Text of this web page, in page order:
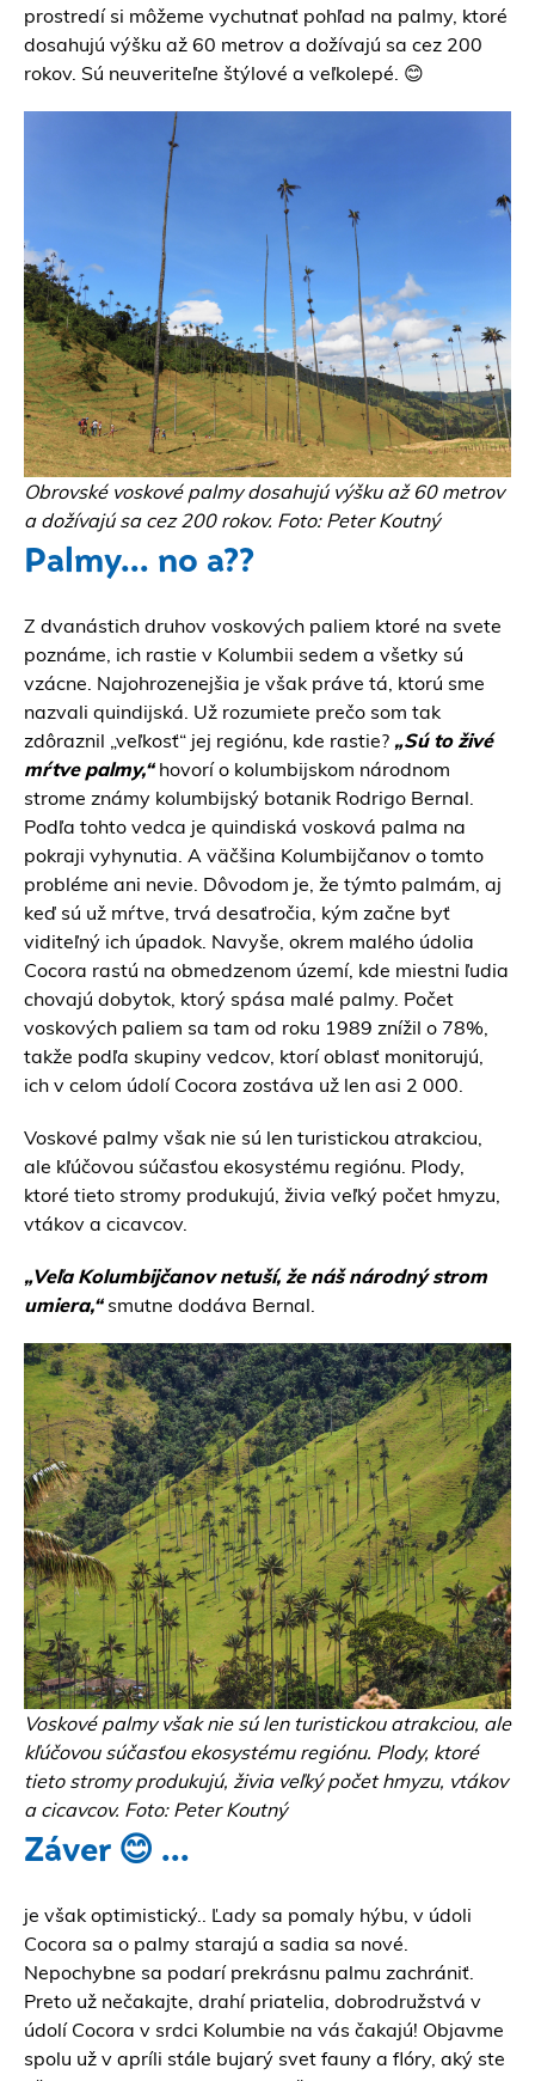
prostredí si môžeme vychutnať pohľad na palmy, ktoré
dosahujú výšku až 60 metrov a dožívajú sa cez 200
rokov. Sú neuveriteľne štýlové a veľkolepé. 😊
Obrovské voskové palmy dosahujú výšku až 60 metrov
a dožívajú sa cez 200 rokov. Foto: Peter Koutný
Palmy... no a??
Z dvanástich druhov voskových paliem ktoré na svete
poznáme, ich rastie v Kolumbii sedem a všetky sú
vzácne. Najohrozenejšia je však práve tá, ktorú sme
nazvali quindijská. Už rozumiete prečo som tak
zdôraznil „veľkosť“ jej regiónu, kde rastie? „Sú to živé
mŕtve palmy,“ hovorí o kolumbijskom národnom
strome známy kolumbijský botanik Rodrigo Bernal.
Podľa tohto vedca je quindiská vosková palma na
pokraji vyhynutia. A väčšina Kolumbijčanov o tomto
probléme ani nevie. Dôvodom je, že týmto palmám, aj
keď sú už mŕtve, trvá desaťročia, kým začne byť
viditeľný ich úpadok. Navyše, okrem malého údolia
Cocora rastú na obmedzenom území, kde miestni ľudia
chovajú dobytok, ktorý spása malé palmy. Počet
voskových paliem sa tam od roku 1989 znížil o 78%,
takže podľa skupiny vedcov, ktorí oblasť monitorujú,
ich v celom údolí Cocora zostáva už len asi 2 000.
Voskové palmy však nie sú len turistickou atrakciou,
ale kľúčovou súčasťou ekosystému regiónu. Plody,
ktoré tieto stromy produkujú, živia veľký počet hmyzu,
vtákov a cicavcov.
„Veľa Kolumbijčanov netuší, že náš národný strom
umiera,“ smutne dodáva Bernal.
Voskové palmy však nie sú len turistickou atrakciou, ale
kľúčovou súčasťou ekosystému regiónu. Plody, ktoré
tieto stromy produkujú, živia veľký počet hmyzu, vtákov
a cicavcov. Foto: Peter Koutný
Záver 😊 ...
je však optimistický.. Ľady sa pomaly hýbu, v údoli
Cocora sa o palmy starajú a sadia sa nové.
Nepochybne sa podarí prekrásnu palmu zachrániť.
Preto už nečakajte, drahí priatelia, dobrodružstvá v
údolí Cocora v srdci Kolumbie na vás čakajú! Objavme
spolu už v apríli stále bujarý svet fauny a flóry, aký ste